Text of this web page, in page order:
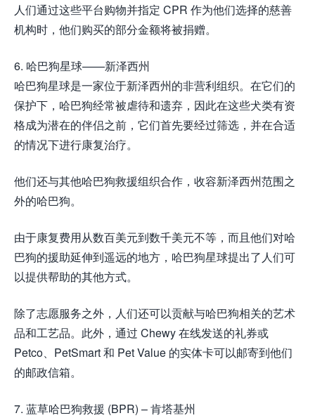
人们通过这些平台购物并指定 CPR 作为他们选择的慈善
机构时，他们购买的部分金额将被捐赠。
6. 哈巴狗星球——新泽西州
哈巴狗星球是一家位于新泽西州的非营利组织。在它们的
保护下，哈巴狗经常被虐待和遗弃，因此在这些犬类有资
格成为潜在的伴侣之前，它们首先要经过筛选，并在合适
的情况下进行康复治疗。
他们还与其他哈巴狗救援组织合作，收容新泽西州范围之
外的哈巴狗。
由于康复费用从数百美元到数千美元不等，而且他们对哈
巴狗的援助延伸到遥远的地方，哈巴狗星球提出了人们可
以提供帮助的其他方式。
除了志愿服务之外，人们还可以贡献与哈巴狗相关的艺术
品和工艺品。此外，通过 Chewy 在线发送的礼券或
Petco、PetSmart 和 Pet Value 的实体卡可以邮寄到他们
的邮政信箱。
7. 蓝草哈巴狗救援 (BPR) – 肯塔基州